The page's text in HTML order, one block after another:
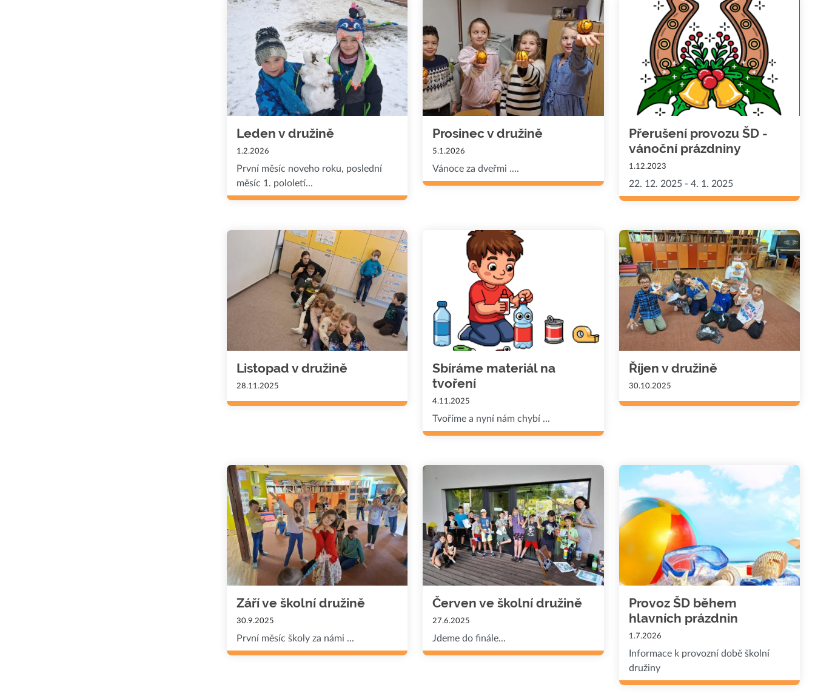
Leden v družině
1.2.2026
První měsíc noveho roku, poslední
měsíc 1. pololetí...
Prosinec v družině
5.1.2026
Vánoce za dveřmi ....
Přerušení provozu ŠD -
vánoční prázdniny
1.12.2023
22. 12. 2025 - 4. 1. 2025
Listopad v družině
28.11.2025
Sbíráme materiál na
tvoření
4.11.2025
Tvoříme a nyní nám chybí ...
Říjen v družině
30.10.2025
Září ve školní družině
30.9.2025
První měsíc školy za námi ...
Červen ve školní družině
27.6.2025
Jdeme do finále...
Provoz ŠD během
hlavních prázdnin
1.7.2026
Informace k provozní době školní
družiny